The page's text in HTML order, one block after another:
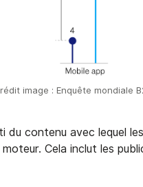
image : Enquête mondiale
du contenu avec lequel
Cela inclut les